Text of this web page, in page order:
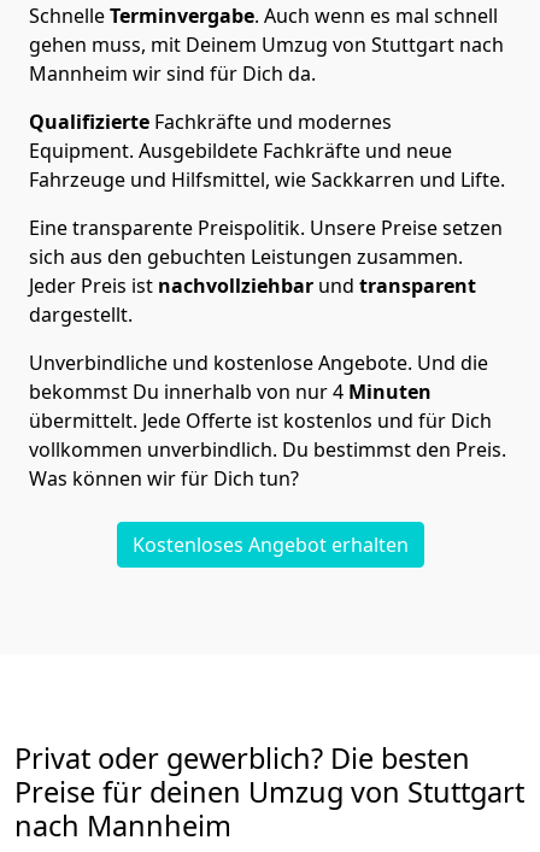
SchnelleTerminvergabe. Auch wenn es mal schnell
gehen muss, mit Deinem Umzug von Stuttgart nach
Mannheim wir sind für Dich da.
Qualifizierte Fachkräfte und modernes
Equipment. Ausgebildete Fachkräfte und neue
Fahrzeuge und Hilfsmittel, wie Sackkarren und Lifte.
Eine transparente Preispolitik. Unsere Preise setzen
sich aus den gebuchten Leistungen zusammen.
Jeder Preis ist nachvollziehbar und transparent
dargestellt.
Unverbindliche und kostenlose Angebote. Und die
bekommst Du innerhalb von nur4 Minuten
übermittelt. Jede Offerte ist kostenlos und für Dich
vollkommen unverbindlich. Du bestimmst den Preis.
Was können wir für Dich tun?
Kostenloses Angebot erhalten
Privat oder gewerblich? Die besten
Preise für deinen Umzug von Stuttgart
nach Mannheim